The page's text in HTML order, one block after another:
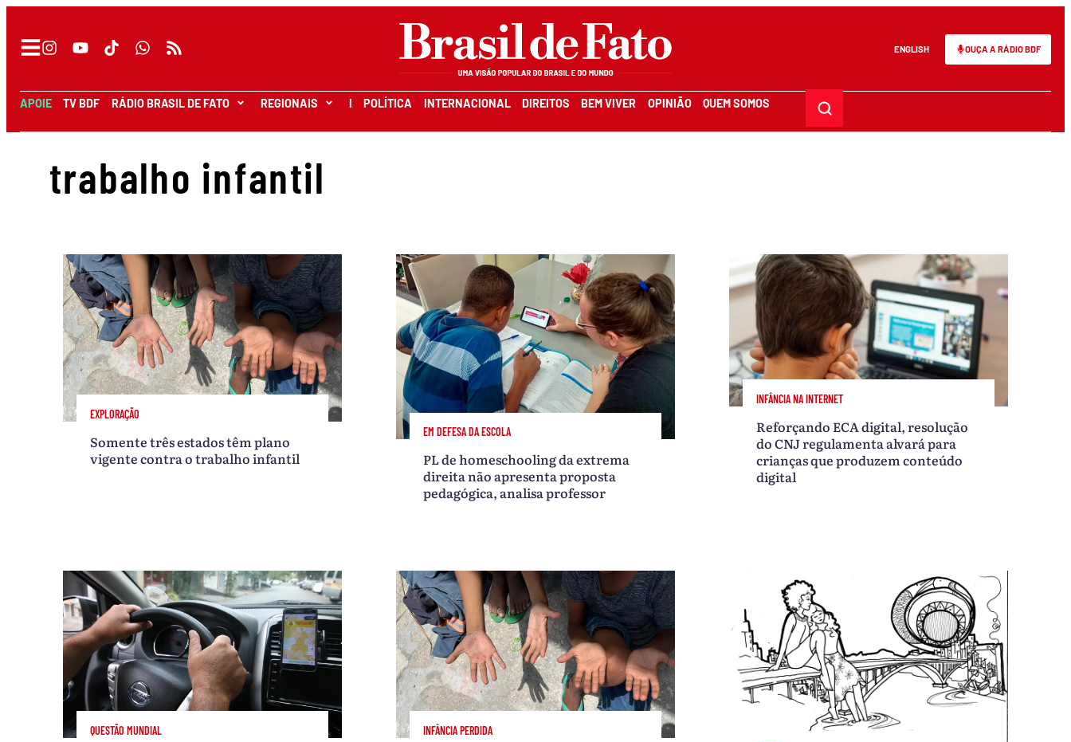
ENGLISH OUÇA A RÁDIO BDF
APOIE TV BDF RÁDIO BRASIL DE FATO REGIONAIS I POLÍTICA INTERNACIONAL DIREITOS BEM VIVER OPINIÃO QUEM SOMOS
trabalho infantil
EXPLORAÇÃO
Somente três estados têm plano
vigente contra o trabalho infantil
EM DEFESA DA ESCOLA
PL de homeschooling da extrema
direita não apresenta proposta
pedagógica, analisa professor
INFÂNCIA NA INTERNET
Reforçando ECA digital, resolução
do CNJ regulamenta alvará para
crianças que produzem conteúdo
digital
QUESTÃO MUNDIAL INFÂNCIA PERDIDA